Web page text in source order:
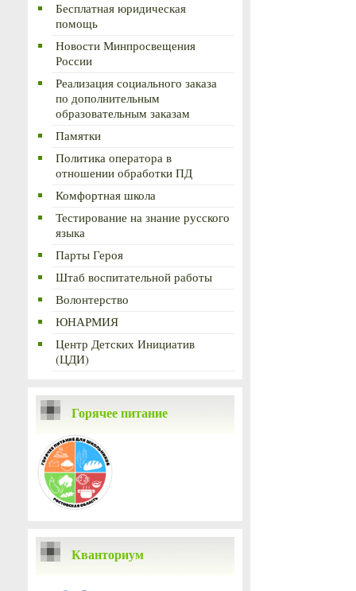
Бесплатная юридическая
помощь
Новости Минпросвещения
России
Реализация социального заказа
по дополнительным
образовательным заказам
Памятки
Политика оператора в
отношении обработки ПД
Комфортная школа
Тестирование на знание русского
языка
Парты Героя
Штаб воспитательной работы
Волонтерство
ЮНАРМИЯ
Центр Детских Инициатив
(ЦДИ)
Горячее питание
Кванториум